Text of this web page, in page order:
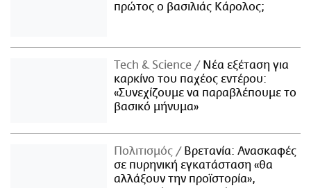
πρώτος ο βασιλιάς Κάρολος;
Τech & Science
Νέα εξέταση για
καρκίνο του παχέος εντέρου:
«Συνεχίζουμε να παραβλέπουμε το
βασικό μήνυμα»
Πολιτισμός
Βρετανία: Ανασκαφές
σε πυρηνική εγκατάσταση «θα
αλλάξουν την προϊστορία»,